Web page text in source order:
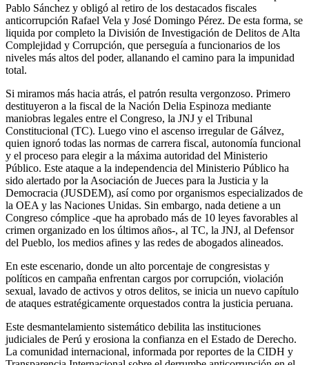
Pablo Sánchez y obligó al retiro de los destacados fiscales
anticorrupción Rafael Vela y José Domingo Pérez. De esta forma, se
liquida por completo la División de Investigación de Delitos de Alta
Complejidad y Corrupción, que perseguía a funcionarios de los
niveles más altos del poder, allanando el camino para la impunidad
total.
Si miramos más hacia atrás, el patrón resulta vergonzoso. Primero
destituyeron a la fiscal de la Nación Delia Espinoza mediante
maniobras legales entre el Congreso, la JNJ y el Tribunal
Constitucional (TC). Luego vino el ascenso irregular de Gálvez,
quien ignoró todas las normas de carrera fiscal, autonomía funcional
y el proceso para elegir a la máxima autoridad del Ministerio
Público. Este ataque a la independencia del Ministerio Público ha
sido alertado por la Asociación de Jueces para la Justicia y la
Democracia (JUSDEM), así como por organismos especializados de
la OEA y las Naciones Unidas. Sin embargo, nada detiene a un
Congreso cómplice -que ha aprobado más de 10 leyes favorables al
crimen organizado en los últimos años-, al TC, la JNJ, al Defensor
del Pueblo, los medios afines y las redes de abogados alineados.
En este escenario, donde un alto porcentaje de congresistas y
políticos en campaña enfrentan cargos por corrupción, violación
sexual, lavado de activos y otros delitos, se inicia un nuevo capítulo
de ataques estratégicamente orquestados contra la justicia peruana.
Este desmantelamiento sistemático debilita las instituciones
judiciales de Perú y erosiona la confianza en el Estado de Derecho.
La comunidad internacional, informada por reportes de la CIDH y